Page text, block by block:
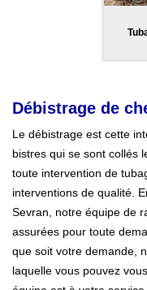
Débistrage de
Le débistrage est cette
bistres qui se sont collés
toute intervention de
interventions de qualité.
Sevran, notre équipe de
assurées pour toute
que soit votre demande,
laquelle vous pouvez